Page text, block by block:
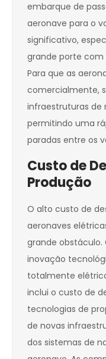
embarque de
aeronave para o
significativo,
grande porte com
Para que as
comercialmente,
infraestruturas de
permitindo uma
paradas entre os
Custo de
Produção
O alto custo de
aeronaves
grande obstáculo.
inovação
totalmente
inclui o custo de
tecnologias de
de novas
dos sistemas de